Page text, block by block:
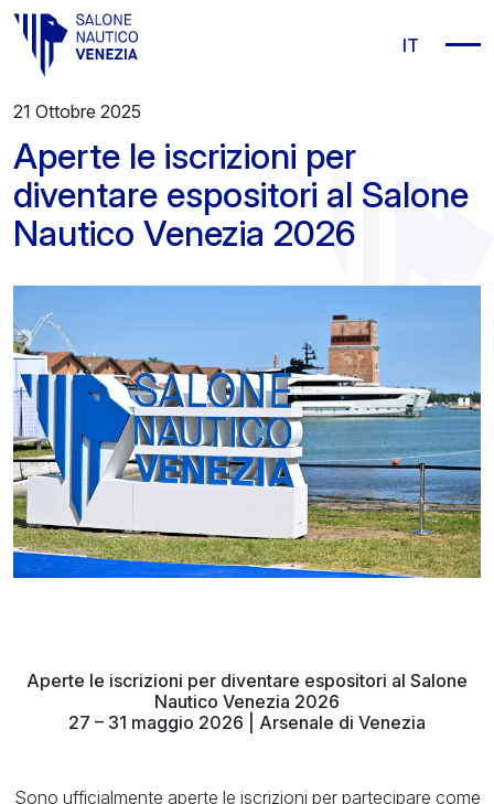
Vai al contenuto principale
IT
21 Ottobre 2025
Aperte le iscrizioni per
diventare espositori al Salone
Nautico Venezia 2026
Aperte le iscrizioni per diventare espositori al Salone
Nautico Venezia 2026
27 – 31 maggio 2026 | Arsenale di Venezia
Sono ufficialmente aperte le iscrizioni per partecipare come